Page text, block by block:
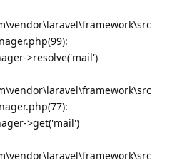
>resolve('mail')
>get('mail')